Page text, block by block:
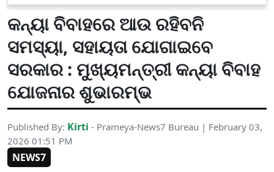
କନ୍ୟା ବିବାହରେ ଆଉ ରହିବନି
ସମସ୍ୟା, ସହାୟତା ଯୋଗାଇବେ
ସରକାର : ମୁଖ୍ୟମନ୍ତ୍ରୀ କନ୍ୟା ବିବାହ
ଯୋଜନାର ଶୁଭାରମ୍ଭ
Published By: Kirti - Prameya-News7 Bureau | February 03,
2026 01:51 PM
NEWS7